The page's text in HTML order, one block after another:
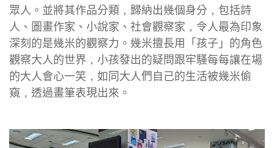
眾人。並將其作品分類，歸納出幾個身分，包括詩
人、圖畫作家、小說家、社會觀察家，令人最為印象
深刻的是幾米的觀察力。幾米擅長用「孩子」的角色
觀察大人的世界，小孩發出的疑問跟牢騷每每讓在場
的大人會心一笑，如同大人們自己的生活被幾米偷
窺，透過畫筆表現出來。